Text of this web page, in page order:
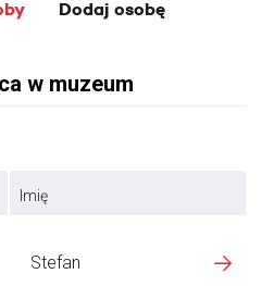
Dodaj osobę
Imię
Stefan